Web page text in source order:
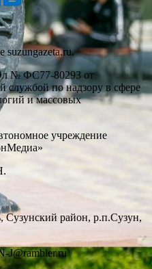
suzungazeta.ru.
№ ФС77-80293 от
службой по надзору в сфере
и массовых
учреждение
Сузунский район, р.п.Сузун,
J@rambler.ru